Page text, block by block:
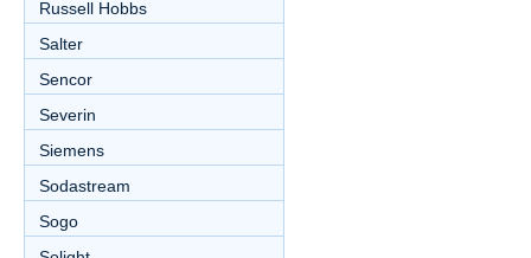
Russell Hobbs
Salter
Sencor
Severin
Siemens
Sodastream
Sogo